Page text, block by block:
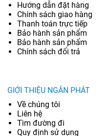
Hướng dẫn đặt hàng
Chính sách giao hàng
Thanh toán trực tiếp
Bảo hành sản phẩm
Bảo hành sản phẩm
Chính sách đổi trả
GIỚI THIỆU NGÂN PHÁT
Về chúng tôi
Liên hệ
Tìm đường đi
Quy định sử dụng